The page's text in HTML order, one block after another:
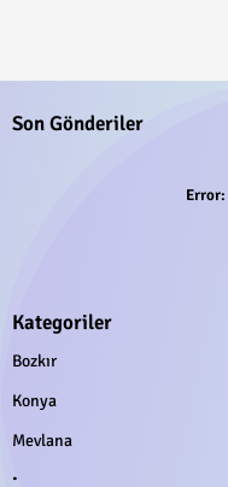
Son Gönderiler
Error:
Kategoriler
Bozkır
Konya
Mevlana
.